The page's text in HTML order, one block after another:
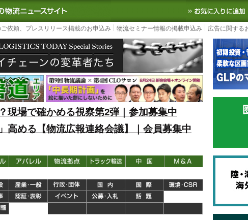
TODAY｜国内最大の物流ニュースサイト3PL, SCMなど国内外の最新の物流
依頼、プレスリリース掲載のお申込み 物流セミナー情報の掲載申込み 広告に関する
現場で確かめる視察第2弾｜参加募集中
高める【物流広報連絡会議】｜会員募集中